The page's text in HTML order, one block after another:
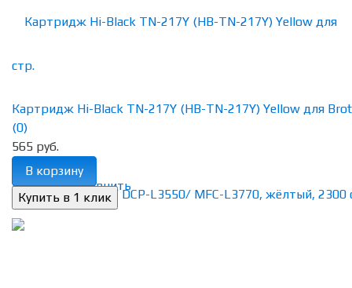
избранное сравнить
Картридж Hi-Black TN-217Y (HB-TN-217Y) Yellow для
(0)
565 руб.
В корзину